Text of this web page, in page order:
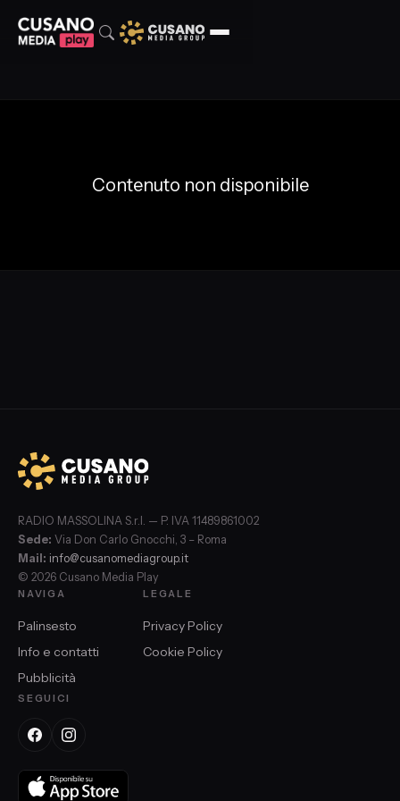
Contenuto non disponibile
RADIO MASSOLINA S.r.l. — P. IVA 11489861002
Sede: Via Don Carlo Gnocchi, 3 – Roma
Mail: info@cusanomediagroup.it
© 2026 Cusano Media Play
NAVIGA
Palinsesto
Info e contatti
Pubblicità
LEGALE
Privacy Policy
Cookie Policy
SEGUICI